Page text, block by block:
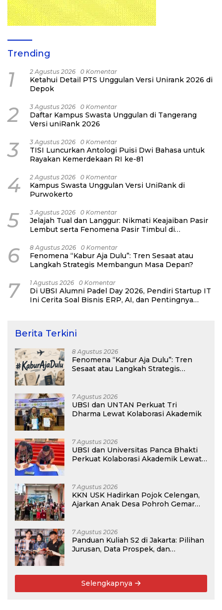
Trending
1 2 Agustus 2026 0 Komentar
Ketahui Detail PTS Unggulan Versi Unirank 2026 di
Depok
2 3 Agustus 2026 0 Komentar
Daftar Kampus Swasta Unggulan di Tangerang
Versi uniRank 2026
3 3 Agustus 2026 0 Komentar
TISI Luncurkan Antologi Puisi Dwi Bahasa untuk
Rayakan Kemerdekaan RI ke-81
4 2 Agustus 2026 0 Komentar
Kampus Swasta Unggulan Versi UniRank di
Purwokerto
5 3 Agustus 2026 0 Komentar
Jelajah Tual dan Langgur: Nikmati Keajaiban Pasir
Lembut serta Fenomena Pasir Timbul di
6 8 Agustus 2026 0 Komentar
Fenomena “Kabur Aja Dulu”: Tren Sesaat atau
Langkah Strategis Membangun Masa Depan?
7 1 Agustus 2026 0 Komentar
Di UBSI Alumni Padel Day 2026, Pendiri Startup IT
Ini Cerita Soal Bisnis ERP, AI, dan Pentingnya
Berita Terkini
8 Agustus 2026
Fenomena “Kabur Aja Dulu”: Tren
Sesaat atau Langkah Strategis
7 Agustus 2026
UBSI dan UNTAN Perkuat Tri
Dharma Lewat Kolaborasi Akademik
7 Agustus 2026
UBSI dan Universitas Panca Bhakti
Perkuat Kolaborasi Akademik Lewat
7 Agustus 2026
KKN USK Hadirkan Pojok Celengan,
Ajarkan Anak Desa Pohroh Gemar
7 Agustus 2026
Panduan Kuliah S2 di Jakarta: Pilihan
Jurusan, Data Prospek, dan
Selengkapnya